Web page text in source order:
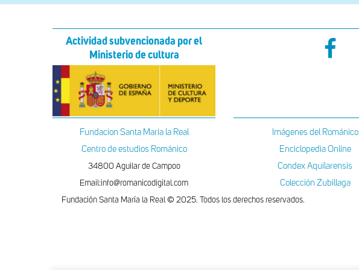
Actividad subvencionada por el
Ministerio de cultura
Fundacion Santa Maria la Real
Centro de estudios Románico
34800 Aguilar de Campoo
Email:info@romanicodigital.com
Imágenes del Románico
Enciclopedia Online
Condex Aquilarensis
Colección Zubillaga
Fundación Santa María la Real © 2025. Todos los derechos reservados.